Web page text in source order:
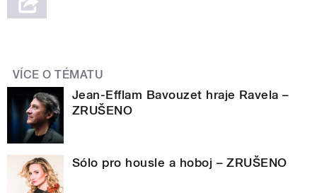
VÍCE O TÉMATU
Jean-Efflam Bavouzet hraje Ravela –
ZRUŠENO
Sólo pro housle a hoboj – ZRUŠENO